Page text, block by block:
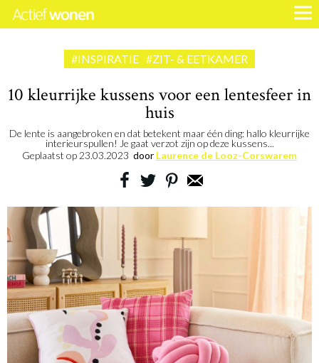
#INSPIRATIE #ZIT- & EETKAMER
10 kleurrijke kussens voor een lentesfeer in
huis
De lente is aangebroken en dat betekent maar één ding: hallo kleurrijke
interieurspullen! Je gaat verzot zijn op deze kussens...
Geplaatst op 23.03.2023 door Laurence de Looz-Corswarem